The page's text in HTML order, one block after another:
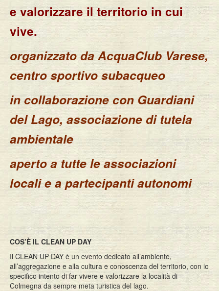
e valorizzare il territorio in cui
vive.
organizzato da AcquaClub Varese,
centro sportivo subacqueo
in collaborazione con Guardiani
del Lago, associazione di tutela
ambientale
aperto a tutte le associazioni
locali e a partecipanti autonomi
COS’È IL CLEAN UP DAY
Il CLEAN UP DAY è un evento dedicato all’ambiente,
all’aggregazione e alla cultura e conoscenza del territorio, con lo
specifico intento di far vivere e valorizzare la località di
Colmegna da sempre meta turistica del lago.